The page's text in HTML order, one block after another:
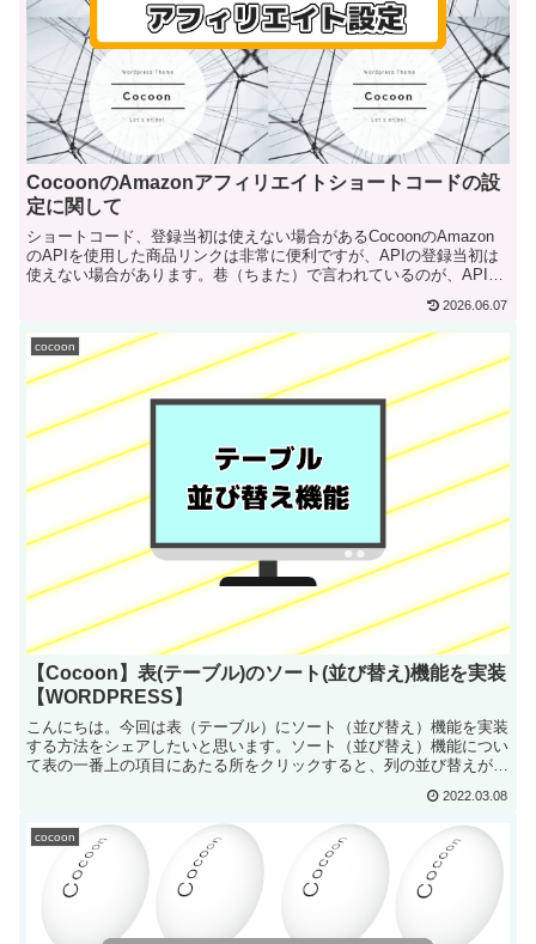
CocoonのAmazonアフィリエイトショートコードの設
定に関して
ショートコード、登録当初は使えない場合があるCocoonのAmazon
のAPIを使用した商品リンクは非常に便利ですが、APIの登録当初は
使えない場合があります。巷（ちまた）で言われているのが、API
2026.06.07
cocoon
【Cocoon】表(テーブル)のソート(並び替え)機能を実装
【WORDPRESS】
こんにちは。今回は表（テーブル）にソート（並び替え）機能を実装
する方法をシェアしたいと思います。ソート（並び替え）機能につい
て表の一番上の項目にあたる所をクリックすると、列の並び替えが出
2022.03.08
cocoon